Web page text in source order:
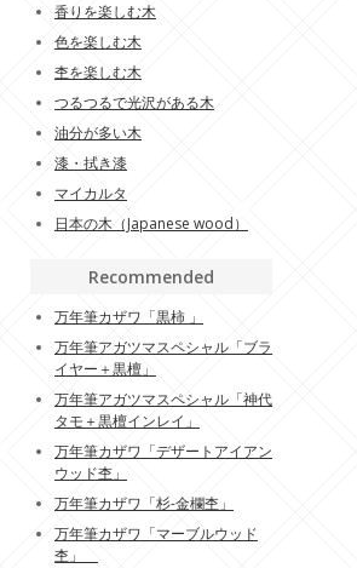
香りを楽しむ木
色を楽しむ木
杢を楽しむ木
つるつるで光沢がある木
油分が多い木
漆・拭き漆
マイカルタ
日本の木（Japanese wood）
Recommended
万年筆カザワ「黒柿 」
万年筆アガツマスペシャル「ブラ
イヤー＋黒檀」
万年筆アガツマスペシャル「神代
タモ＋黒檀インレイ」
万年筆カザワ「デザートアイアン
ウッド杢」
万年筆カザワ「杉-金欄杢」
万年筆カザワ「マーブルウッド
杢」